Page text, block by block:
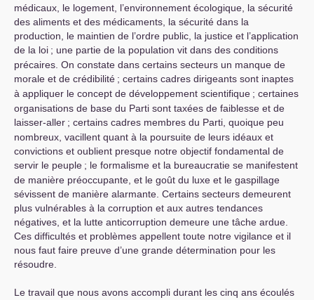
médicaux, le logement, l’environnement écologique, la sécurité
des aliments et des médicaments, la sécurité dans la
production, le maintien de l’ordre public, la justice et l’application
de la loi ; une partie de la population vit dans des conditions
précaires. On constate dans certains secteurs un manque de
morale et de crédibilité ; certains cadres dirigeants sont inaptes
à appliquer le concept de développement scientifique ; certaines
organisations de base du Parti sont taxées de faiblesse et de
laisser-aller ; certains cadres membres du Parti, quoique peu
nombreux, vacillent quant à la poursuite de leurs idéaux et
convictions et oublient presque notre objectif fondamental de
servir le peuple ; le formalisme et la bureaucratie se manifestent
de manière préoccupante, et le goût du luxe et le gaspillage
sévissent de manière alarmante. Certains secteurs demeurent
plus vulnérables à la corruption et aux autres tendances
négatives, et la lutte anticorruption demeure une tâche ardue.
Ces difficultés et problèmes appellent toute notre vigilance et il
nous faut faire preuve d’une grande détermination pour les
résoudre.
Le travail que nous avons accompli durant les cinq ans écoulés